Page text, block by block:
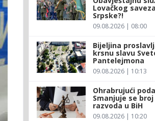
Lovačkog saveza
Srpske?!
09.08.2026 | 08:00
Bijeljina
krsnu slavu
Pantelejmona
09.08.2026 | 10:13
Ohrabrujući
Smanjuje se broj
razvoda u BiH
09.08.2026 | 10:20